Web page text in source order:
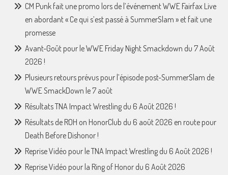
CM Punk fait une promo lors de l’événement WWE Fairfax Live
en abordant « Ce qui s’est passé à SummerSlam » et fait une
promesse
Avant-Goût pour le WWE Friday Night Smackdown du 7 Août
2026 !
Plusieurs retours prévus pour l’épisode post-SummerSlam de
WWE SmackDown le 7 août
Résultats TNA Impact Wrestling du 6 Août 2026 !
Résultats de ROH on HonorClub du 6 août 2026 en route pour
Death Before Dishonor !
Reprise Vidéo pour le TNA Impact Wrestling du 6 Août 2026 !
Reprise Vidéo pour la Ring of Honor du 6 Août 2026